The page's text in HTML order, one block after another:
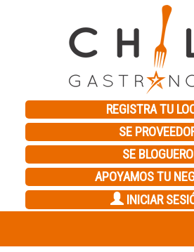
REGISTRA TU
SE
SE BLOGUERO
APOYAMOS TU
INICIAR